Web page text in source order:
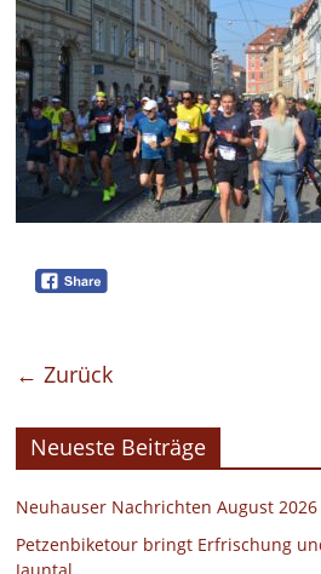
← Zurück
Neueste Beiträge
Neuhauser Nachrichten August 2026
Petzenbiketour bringt Erfrischung